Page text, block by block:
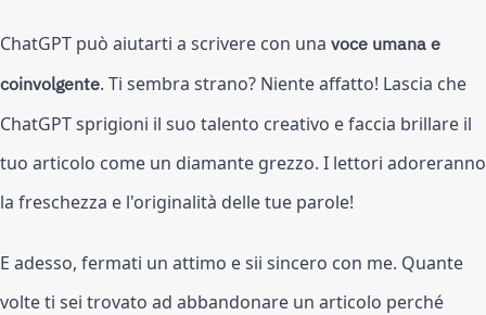
ChatGPT può aiutarti a scrivere con una voce umana e
coinvolgente. Ti sembra strano? Niente affatto! Lascia che
ChatGPT sprigioni il suo talento creativo e faccia brillare il
tuo articolo come un diamante grezzo. I lettori adoreranno
la freschezza e l'originalità delle tue parole!
E adesso, fermati un attimo e sii sincero con me. Quante
volte ti sei trovato ad abbandonare un articolo perché